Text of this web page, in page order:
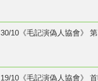
30/10《毛記演偽人協會》
19/10《毛記演偽人協會》